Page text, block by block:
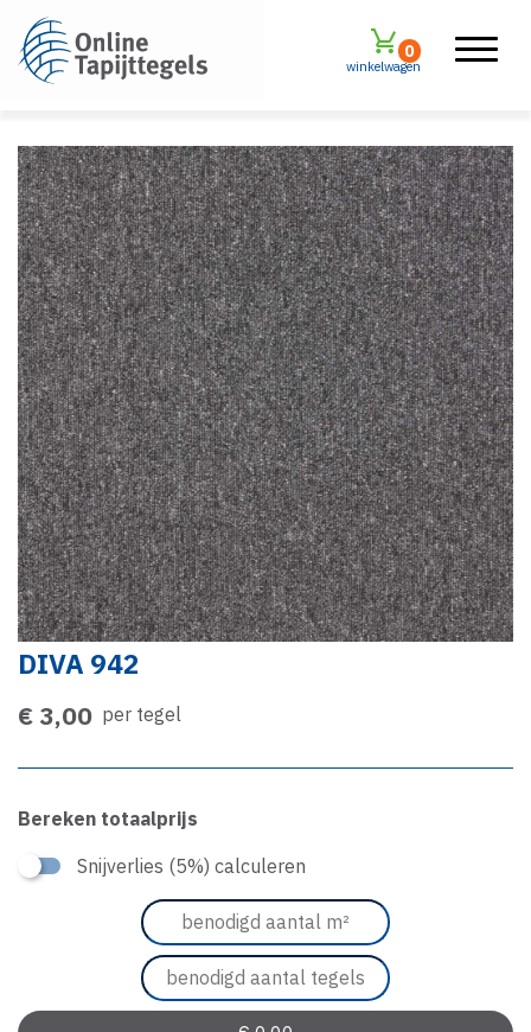
winkelwagen
0
DIVA 942
€ 3,00 per tegel
Bereken totaalprijs
Snijverlies (5%) calculeren